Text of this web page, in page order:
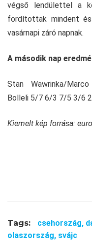
végső lendülettel a
fordítottak mindent
vasárnapi záró napnak.
A második nap
Stan Wawrinka/Marco
Bolleli 5/7 6/3 7/5 3/6
Kiemelt kép forrása:
Tags: csehország,
olaszország, svájc